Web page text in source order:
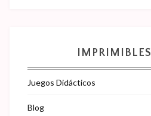
IMPRIMIBLES
Juegos Didácticos
Blog